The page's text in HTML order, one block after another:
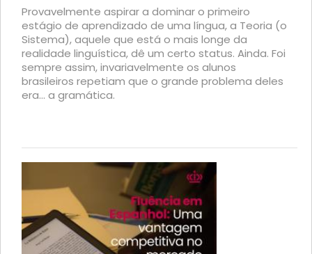
Provavelmente aspirar a dominar o primeiro
estágio de aprendizado de uma língua, a Teoria (o
Sistema), aquele que está o mais longe da
realidade linguística, dê um certo status. Ainda. Foi
sempre assim, invariavelmente os alunos
brasileiros repetiam que o grande problema deles
era... a gramática.